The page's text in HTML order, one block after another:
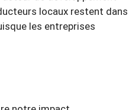
locaux restent dans
les entreprises